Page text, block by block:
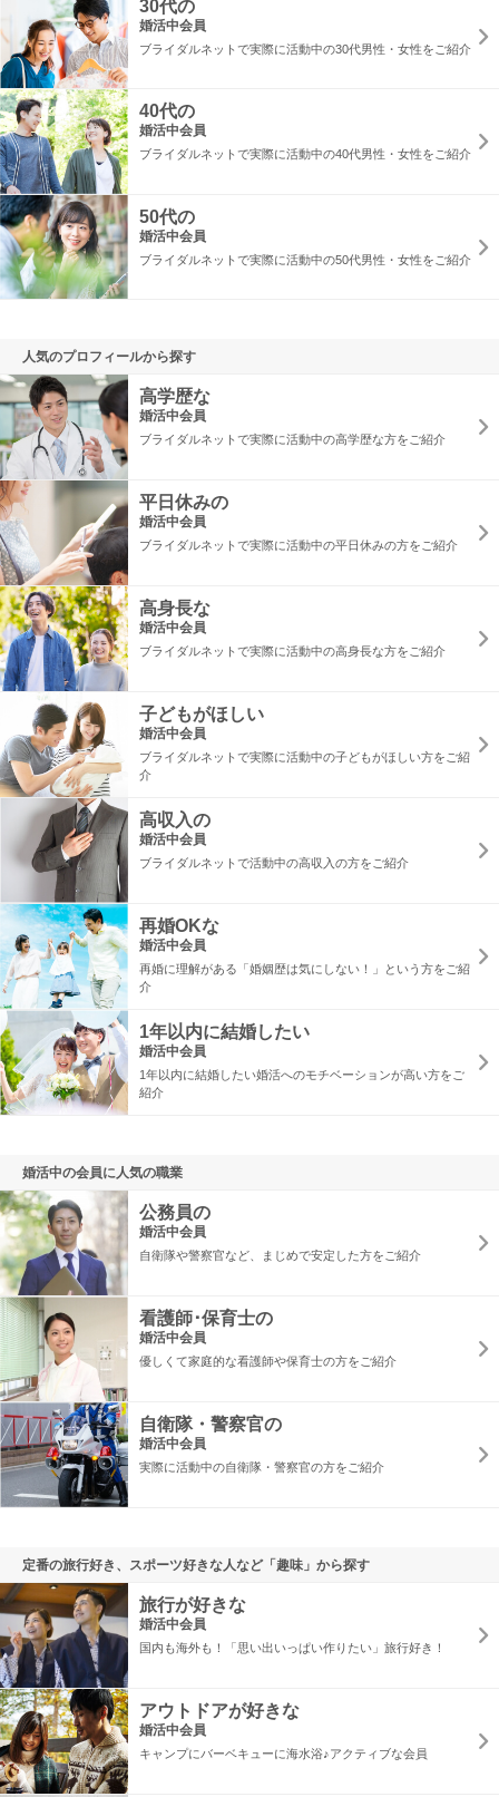
30代の
婚活中会員
ブライダルネットで実際に活動中の30代男性・女性をご紹介
40代の
婚活中会員
ブライダルネットで実際に活動中の40代男性・女性をご紹介
50代の
婚活中会員
ブライダルネットで実際に活動中の50代男性・女性をご紹介
人気のプロフィールから探す
高学歴な
婚活中会員
ブライダルネットで実際に活動中の高学歴な方をご紹介
平日休みの
婚活中会員
ブライダルネットで実際に活動中の平日休みの方をご紹介
高身長な
婚活中会員
ブライダルネットで実際に活動中の高身長な方をご紹介
子どもがほしい
婚活中会員
ブライダルネットで実際に活動中の子どもがほしい方をご紹
介
高収入の
婚活中会員
ブライダルネットで活動中の高収入の方をご紹介
再婚OKな
婚活中会員
再婚に理解がある「婚姻歴は気にしない！」という方をご紹
介
1年以内に結婚したい
婚活中会員
1年以内に結婚したい婚活へのモチベーションが高い方をご
紹介
婚活中の会員に人気の職業
公務員の
婚活中会員
自衛隊や警察官など、まじめで安定した方をご紹介
看護師･保育士の
婚活中会員
優しくて家庭的な看護師や保育士の方をご紹介
自衛隊・警察官の
婚活中会員
実際に活動中の自衛隊・警察官の方をご紹介
定番の旅行好き、スポーツ好きな人など「趣味」から探す
旅行が好きな
婚活中会員
国内も海外も！「思い出いっぱい作りたい」旅行好き！
アウトドアが好きな
婚活中会員
キャンプにバーベキューに海水浴♪アクティブな会員